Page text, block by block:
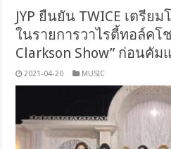
JYP ยืนยัน TWICE เตรียมโ
ในรายการวาไรตี้ทอล์คโ
Clarkson Show” ก่อนคั
2021-04-20 MUSIC